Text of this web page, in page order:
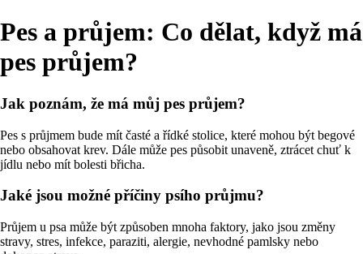
Pes a průjem: Co dělat, když má
pes průjem?
Jak poznám, že má můj pes průjem?
Pes s průjmem bude mít časté a řídké stolice, které mohou být begové
nebo obsahovat krev. Dále může pes působit unaveně, ztrácet chuť k
jídlu nebo mít bolesti břicha.
Jaké jsou možné příčiny psího průjmu?
Průjem u psa může být způsoben mnoha faktory, jako jsou změny
stravy, stres, infekce, paraziti, alergie, nevhodné pamlsky nebo